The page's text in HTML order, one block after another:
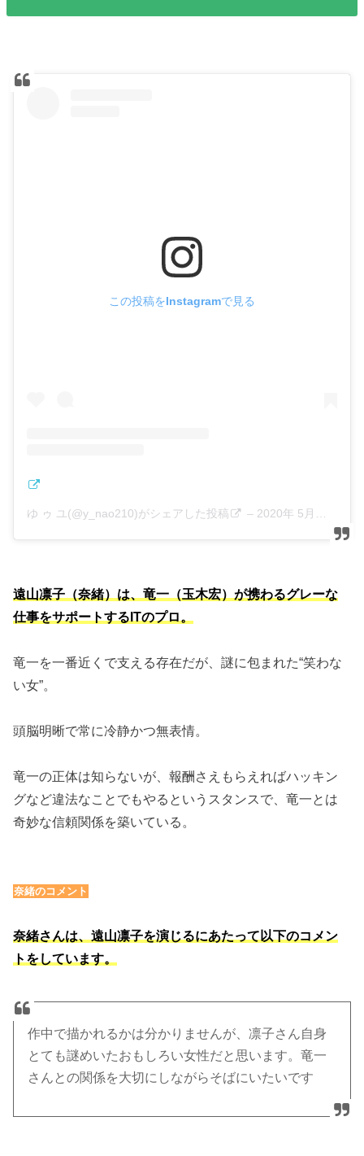
この投稿をInstagramで見る
ゆ ゥ ユ(@y_nao210)がシェアした投稿 – 2020年 5月月18日午前5時33分PDT
遠山凛子（奈緒）は、竜一（玉木宏）が携わるグレーな
仕事をサポートするITのプロ。
竜一を一番近くで支える存在だが、謎に包まれた“笑わな
い女”。
頭脳明晰で常に冷静かつ無表情。
竜一の正体は知らないが、報酬さえもらえればハッキン
グなど違法なことでもやるというスタンスで、竜一とは
奇妙な信頼関係を築いている。
奈緒のコメント
奈緒さんは、遠山凛子を演じるにあたって以下のコメン
トをしています。
作中で描かれるかは分かりませんが、凛子さん自身
とても謎めいたおもしろい女性だと思います。竜一
さんとの関係を大切にしながらそばにいたいです